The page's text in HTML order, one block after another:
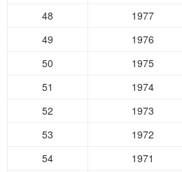
48 1977
49
1976
50
1975
51
1974
52
1973
53
1972
54
1971